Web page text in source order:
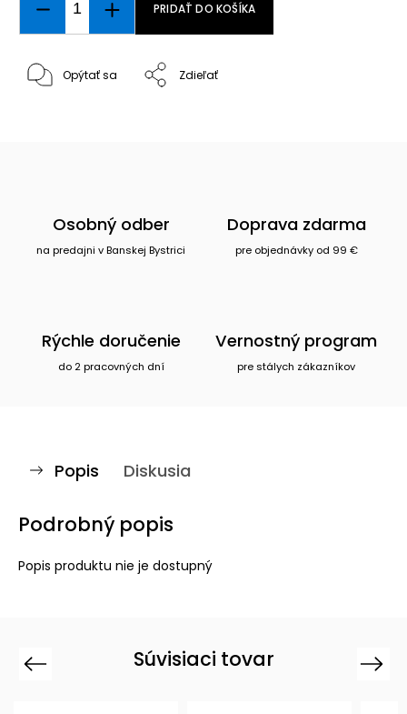
PRIDAŤ DO KOŠÍKA
Opýtať sa Zdieľať
Osobný odber
na predajni v Banskej Bystrici
Doprava zdarma
pre objednávky od 99 €
Rýchle doručenie
do 2 pracovných dní
Vernostný program
pre stálych zákazníkov
Popis Diskusia
Podrobný popis
Popis produktu nie je dostupný
Súvisiaci tovar
Previous Next